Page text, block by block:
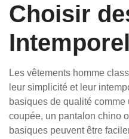
Choisir
Les vêtements homme
leur simplicité et leur
basiques de qualité
coupée, un pantalon chino
basiques peuvent être